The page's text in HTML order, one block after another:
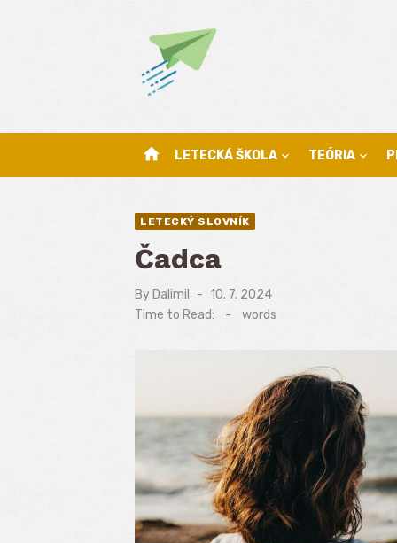
home LETECKÁ ŠKOLA TEÓRIA
LETECKÝ SLOVNÍK
Čadca
By Dalimil
Posted
on
10. 7. 2024
Time to Read:
- words